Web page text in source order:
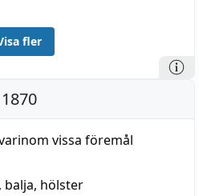
fler
vissa föremål
, balja, hölster